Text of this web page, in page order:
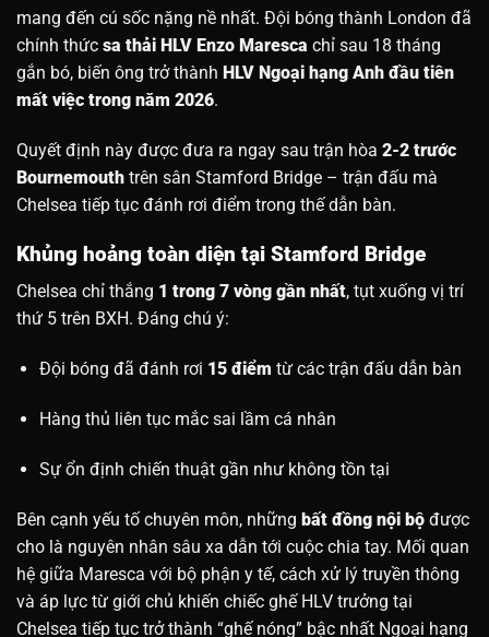
mang đến cú sốc nặng nề nhất. Đội bóng thành London đã
chính thức sa thải HLV Enzo Maresca chỉ sau 18 tháng
gắn bó, biến ông trở thành HLV Ngoại hạng Anh đầu tiên
mất việc trong năm 2026.
Quyết định này được đưa ra ngay sau trận hòa 2-2 trước
Bournemouth trên sân Stamford Bridge – trận đấu mà
Chelsea tiếp tục đánh rơi điểm trong thế dẫn bàn.
Khủng hoảng toàn diện tại Stamford Bridge
Chelsea chỉ thắng 1 trong 7 vòng gần nhất, tụt xuống vị trí
thứ 5 trên BXH. Đáng chú ý:
Đội bóng đã đánh rơi 15 điểm từ các trận đấu dẫn bàn
Hàng thủ liên tục mắc sai lầm cá nhân
Sự ổn định chiến thuật gần như không tồn tại
Bên cạnh yếu tố chuyên môn, những bất đồng nội bộ được
cho là nguyên nhân sâu xa dẫn tới cuộc chia tay. Mối quan
hệ giữa Maresca với bộ phận y tế, cách xử lý truyền thông
và áp lực từ giới chủ khiến chiếc ghế HLV trưởng tại
Chelsea tiếp tục trở thành “ghế nóng” bậc nhất Ngoại hạng